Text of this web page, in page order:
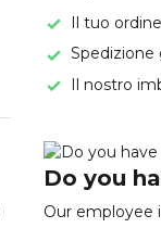
Il tuo
Spedizione
Il nostro
Do you
Our employee